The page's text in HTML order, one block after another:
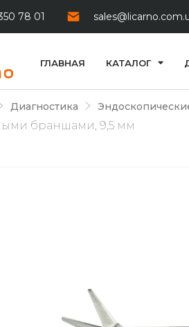
78 01
ГЛАВНАЯ КАТАЛОГ
Диагностика
браншами, 9,5 мм